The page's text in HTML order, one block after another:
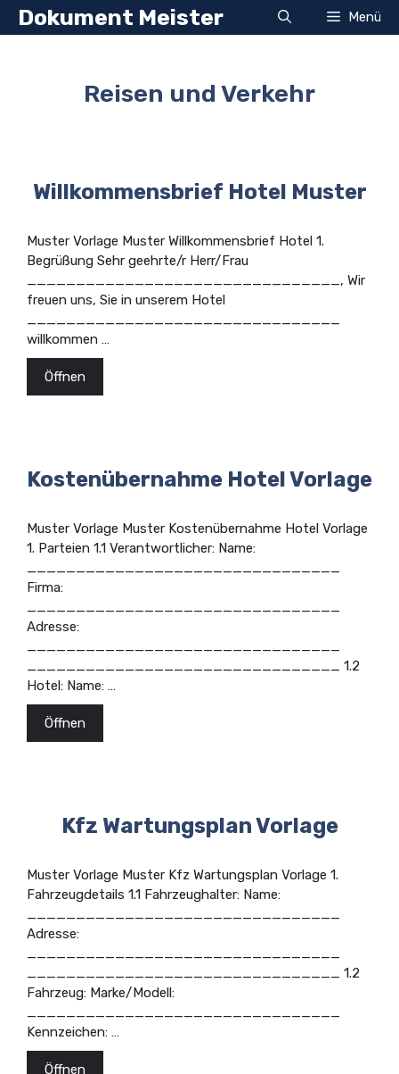
Zum
InhaltDokument Meister Menü
Reisen und Verkehr
Willkommensbrief Hotel Muster
Muster Vorlage Muster Willkommensbrief Hotel 1.
Begrüßung Sehr geehrte/r Herr/Frau
________________________________, Wir
freuen uns, Sie in unserem Hotel
________________________________
willkommen …
Öffnen
Kostenübernahme Hotel Vorlage
Muster Vorlage Muster Kostenübernahme Hotel Vorlage
1. Parteien 1.1 Verantwortlicher: Name:
________________________________
Firma:
________________________________
Adresse:
________________________________
________________________________ 1.2
Hotel: Name: …
Öffnen
Kfz Wartungsplan Vorlage
Muster Vorlage Muster Kfz Wartungsplan Vorlage 1.
Fahrzeugdetails 1.1 Fahrzeughalter: Name:
________________________________
Adresse:
________________________________
________________________________ 1.2
Fahrzeug: Marke/Modell:
________________________________
Kennzeichen: …
Öffnen